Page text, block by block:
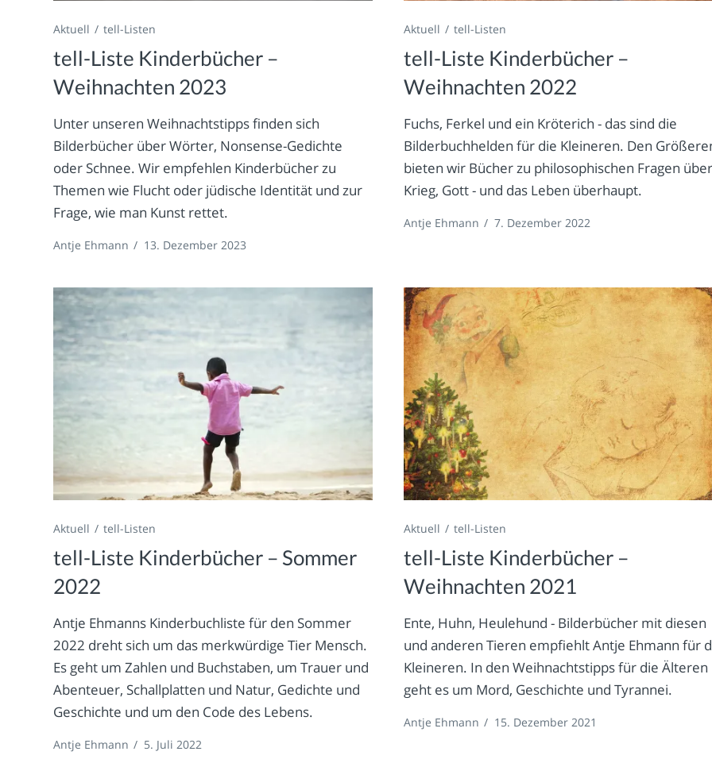
Aktuell tell-Listen
tell-Liste Kinderbücher –
Weihnachten 2023
Unter unseren Weihnachtstipps finden sich
Bilderbücher über Wörter, Nonsense-Gedichte
oder Schnee. Wir empfehlen Kinderbücher zu
Themen wie Flucht oder jüdische Identität und zur
Frage, wie man Kunst rettet.
Antje Ehmann / 13. Dezember 2023
Aktuell tell-Listen
tell-Liste Kinderbücher –
Weihnachten 2022
Fuchs, Ferkel und ein Kröterich - das sind die
Bilderbuchhelden für die Kleineren. Den
bieten wir Bücher zu philosophischen Fragen
Krieg, Gott - und das Leben überhaupt.
Antje Ehmann / 7. Dezember 2022
Aktuell tell-Listen
tell-Liste Kinderbücher – Sommer
2022
Antje Ehmanns Kinderbuchliste für den Sommer
2022 dreht sich um das merkwürdige Tier Mensch.
Es geht um Zahlen und Buchstaben, um Trauer und
Abenteuer, Schallplatten und Natur, Gedichte und
Geschichte und um den Code des Lebens.
Antje Ehmann / 5. Juli 2022
Aktuell tell-Listen
tell-Liste Kinderbücher –
Weihnachten 2021
Ente, Huhn, Heulehund - Bilderbücher mit diesen
und anderen Tieren empfiehlt Antje Ehmann für
Kleineren. In den Weihnachtstipps für die Älteren
geht es um Mord, Geschichte und Tyrannei.
Antje Ehmann / 15. Dezember 2021